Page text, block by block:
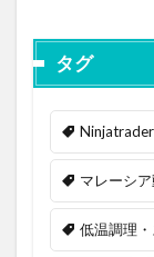
タグ
Ninjatrader
マレーシ
低温調理